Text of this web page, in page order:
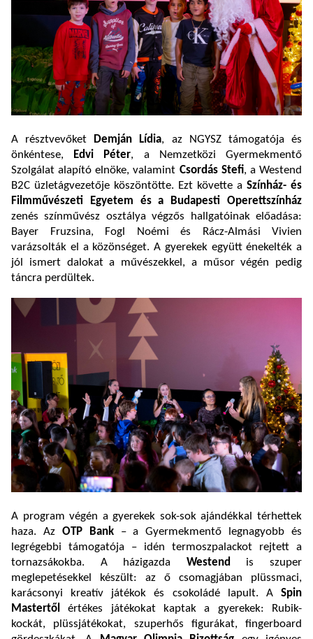
A résztvevőket Demján Lídia, az NGYSZ támogatója és
önkéntese, Edvi Péter, a Nemzetközi Gyermekmentő
Szolgálat alapító elnöke, valamint Csordás Stefi, a Westend
B2C üzletágvezetője köszöntötte. Ezt követte a Színház- és
Filmművészeti Egyetem és a Budapesti Operettszínház
zenés színművész osztálya végzős hallgatóinak előadása:
Bayer Fruzsina, Fogl Noémi és Rácz-Almási Vivien
varázsolták el a közönséget. A gyerekek együtt énekelték a
jól ismert dalokat a művészekkel, a műsor végén pedig
táncra perdültek.
A program végén a gyerekek sok-sok ajándékkal térhettek
haza. Az OTP Bank– a Gyermekmentő legnagyobb és
legrégebbi támogatója – idén termoszpalackot rejtett a
tornazsákokba. A házigazda Westend
is szuper
meglepetésekkel készült: az ő csomagjában plüssmaci,
karácsonyi kreatív játékok és csokoládé lapult. A Spin
Mastertől
értékes játékokat kaptak a gyerekek: Rubik-
kockát, plüssjátékokat, szuperhős figurákat, fingerboard